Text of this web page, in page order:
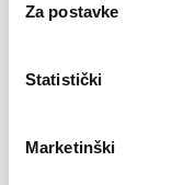
Za postavke
Statistički
Marketinški